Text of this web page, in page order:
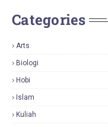
Categories
Arts
Biologi
Hobi
Islam
Kuliah